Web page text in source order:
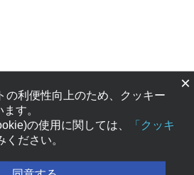
×
の利便性向上のため、クッキー
す。
の使用に関しては、
「クッキ
ください。